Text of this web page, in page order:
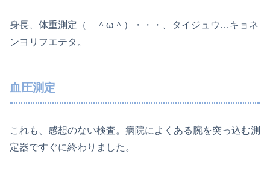
身長、体重測定（ ＾ω＾）・・・、タイジュウ…キョネ
ンヨリフエテタ。
血圧測定
これも、感想のない検査。病院によくある腕を突っ込む測
定器ですぐに終わりました。